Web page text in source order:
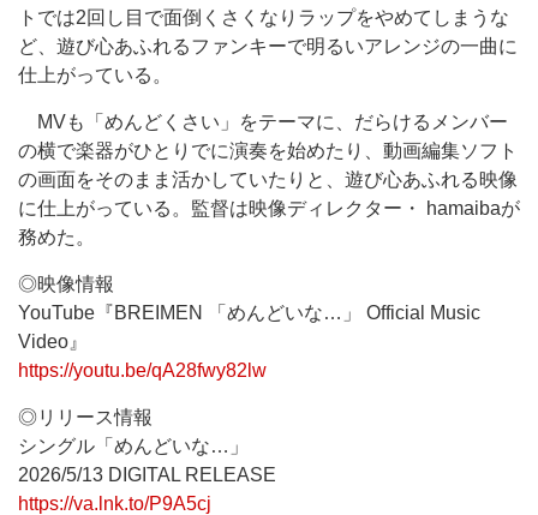
トでは2回し目で面倒くさくなりラップをやめてしまうな
ど、遊び心あふれるファンキーで明るいアレンジの一曲に
仕上がっている。
MVも「めんどくさい」をテーマに、だらけるメンバー
の横で楽器がひとりでに演奏を始めたり、動画編集ソフト
の画面をそのまま活かしていたりと、遊び心あふれる映像
に仕上がっている。監督は映像ディレクター・ hamaibaが
務めた。
◎映像情報
YouTube『BREIMEN 「めんどいな…」 Official Music
Video』
https://youtu.be/qA28fwy82lw
◎リリース情報
シングル「めんどいな…」
2026/5/13 DIGITAL RELEASE
https://va.lnk.to/P9A5cj